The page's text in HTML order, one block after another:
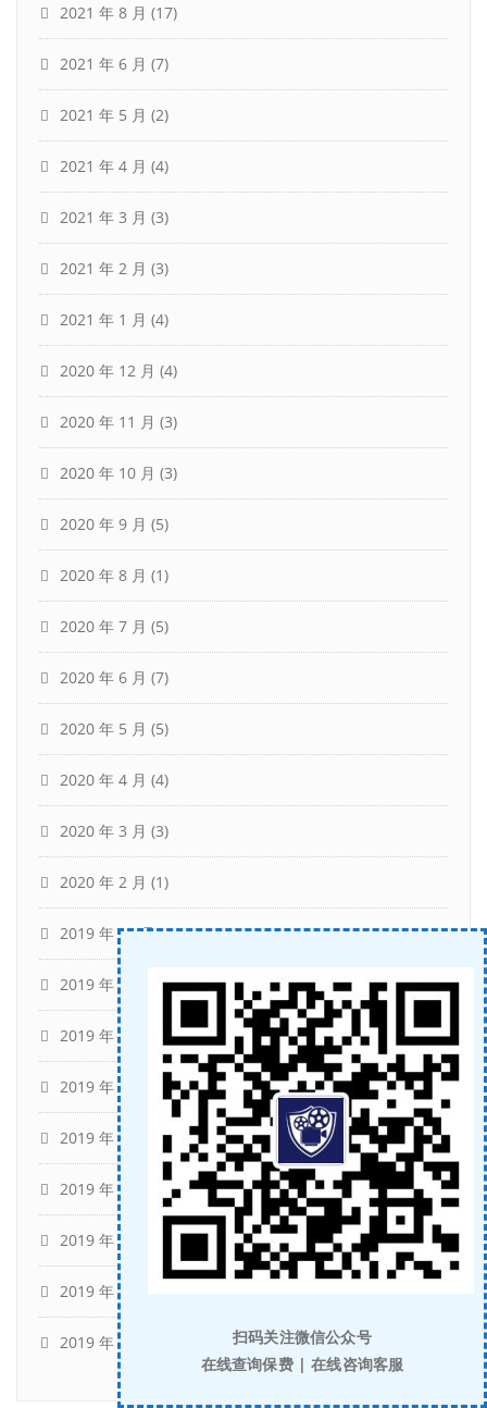
2021 年 8 月 (17)
2021 年 6 月 (7)
2021 年 5 月 (2)
2021 年 4 月 (4)
2021 年 3 月 (3)
2021 年 2 月 (3)
2021 年 1 月 (4)
2020 年 12 月 (4)
2020 年 11 月 (3)
2020 年 10 月 (3)
2020 年 9 月 (5)
2020 年 8 月 (1)
2020 年 7 月 (5)
2020 年 6 月 (7)
2020 年 5 月 (5)
2020 年 4 月 (4)
2020 年 3 月 (3)
2020 年 2 月 (1)
2019 年 12 月(10)
2019 年 11 月 (29)
2019 年 10 月 (5)
2019 年 9 月
2019 年 8 月 (1)
2019 年 7 月
2019 年 6 月
2019 年 4 月
2019 年 2 月
扫码关注微信公众号
在线查询保费 | 在线咨询客服